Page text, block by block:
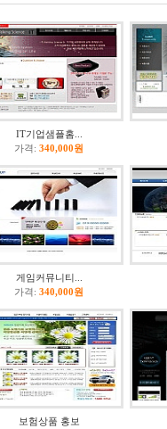
IT기업샘플홈...
가격: 340,000원
게임커뮤니티...
가격: 340,000원
보험상품 홍보